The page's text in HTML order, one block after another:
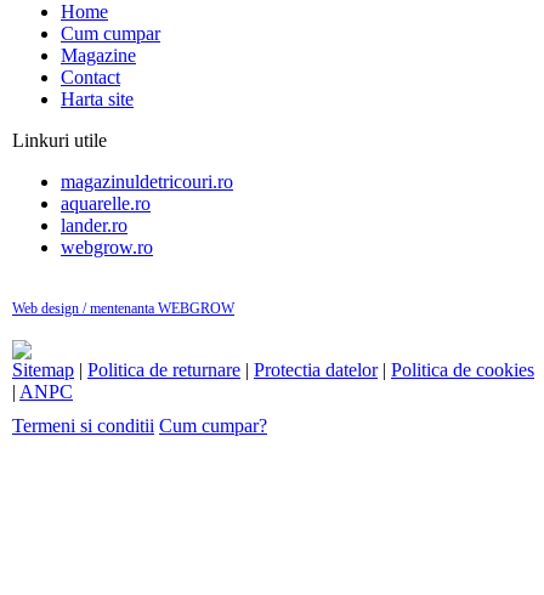
Home
Cum cumpar
Magazine
Contact
Harta site
Linkuri utile
magazinuldetricouri.ro
aquarelle.ro
lander.ro
webgrow.ro
Web design / mentenanta WEBGROW
Sitemap | Politica de returnare | Protectia datelor| Politica de cookies
| ANPC
Termeni si conditii Cum cumpar?